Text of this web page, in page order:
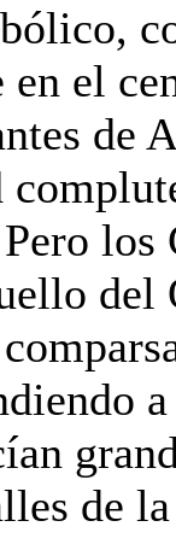
el
de
de